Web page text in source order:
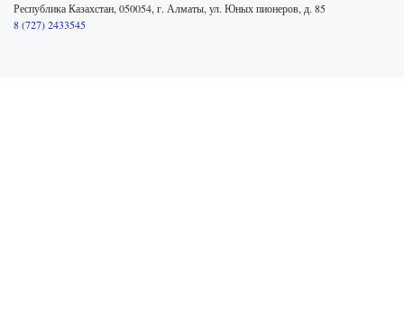
Республика Казахстан, 050054, г. Алматы, ул. Юных пионеров, д. 85
8 (727) 2433545